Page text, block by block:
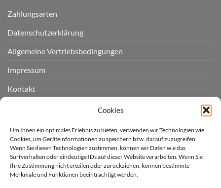
Cookies
Um Ihnen ein optimales Erlebnis zu bieten, verwenden wir Technologien wie
Cookies, um Geräteinformationen zu speichern bzw. darauf zuzugreifen.
Wenn Sie diesen Technologien zustimmen, können wir Daten wie das
Surfverhalten oder eindeutige IDs auf dieser Website verarbeiten. Wenn Sie
Ihre Zustimmung nicht erteilen oder zurückziehen, können bestimmte
Merkmale und Funktionen beeinträchtigt werden.
Zahlungsarten
Datenschutzerklärung
Allgemeine Vertriebsbedingungen
Impressum
Kontakt
Cookie-Richtlinie (EU)
LIEFERGEBIET